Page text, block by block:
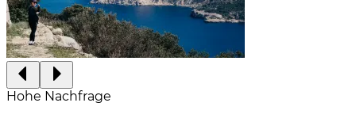
Hohe Nachfrage